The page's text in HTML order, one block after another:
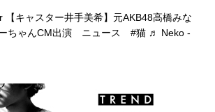
【キャスター井手美希】元AKB48高橋みな
ちゃんCM出演 ニュース #猫 ♬ Neko -